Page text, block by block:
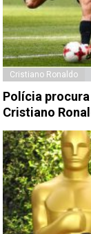
Cristiano Ronaldo
Polícia
Cristiano